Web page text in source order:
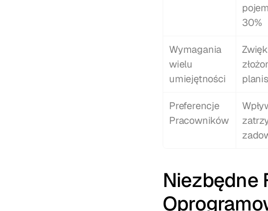
30%
Wymagania
wielu
umiejętności
Preferencje
Pracowników
Niezbędne